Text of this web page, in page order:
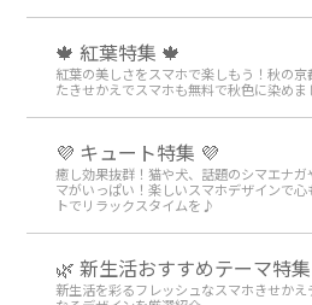
🍁 紅葉特集 🍁
紅葉の美しさをスマホで楽しもう！秋の
たきせかえでスマホも無料で秋色に染め
💜 キュート特集 💜
癒し効果抜群！猫や犬、話題のシマエナ
マがいっぱい！楽しいスマホデザインで
トでリラックスタイムを♪
🌿 新生活おすすめテーマ特
新生活を彩るフレッシュなスマホきせか